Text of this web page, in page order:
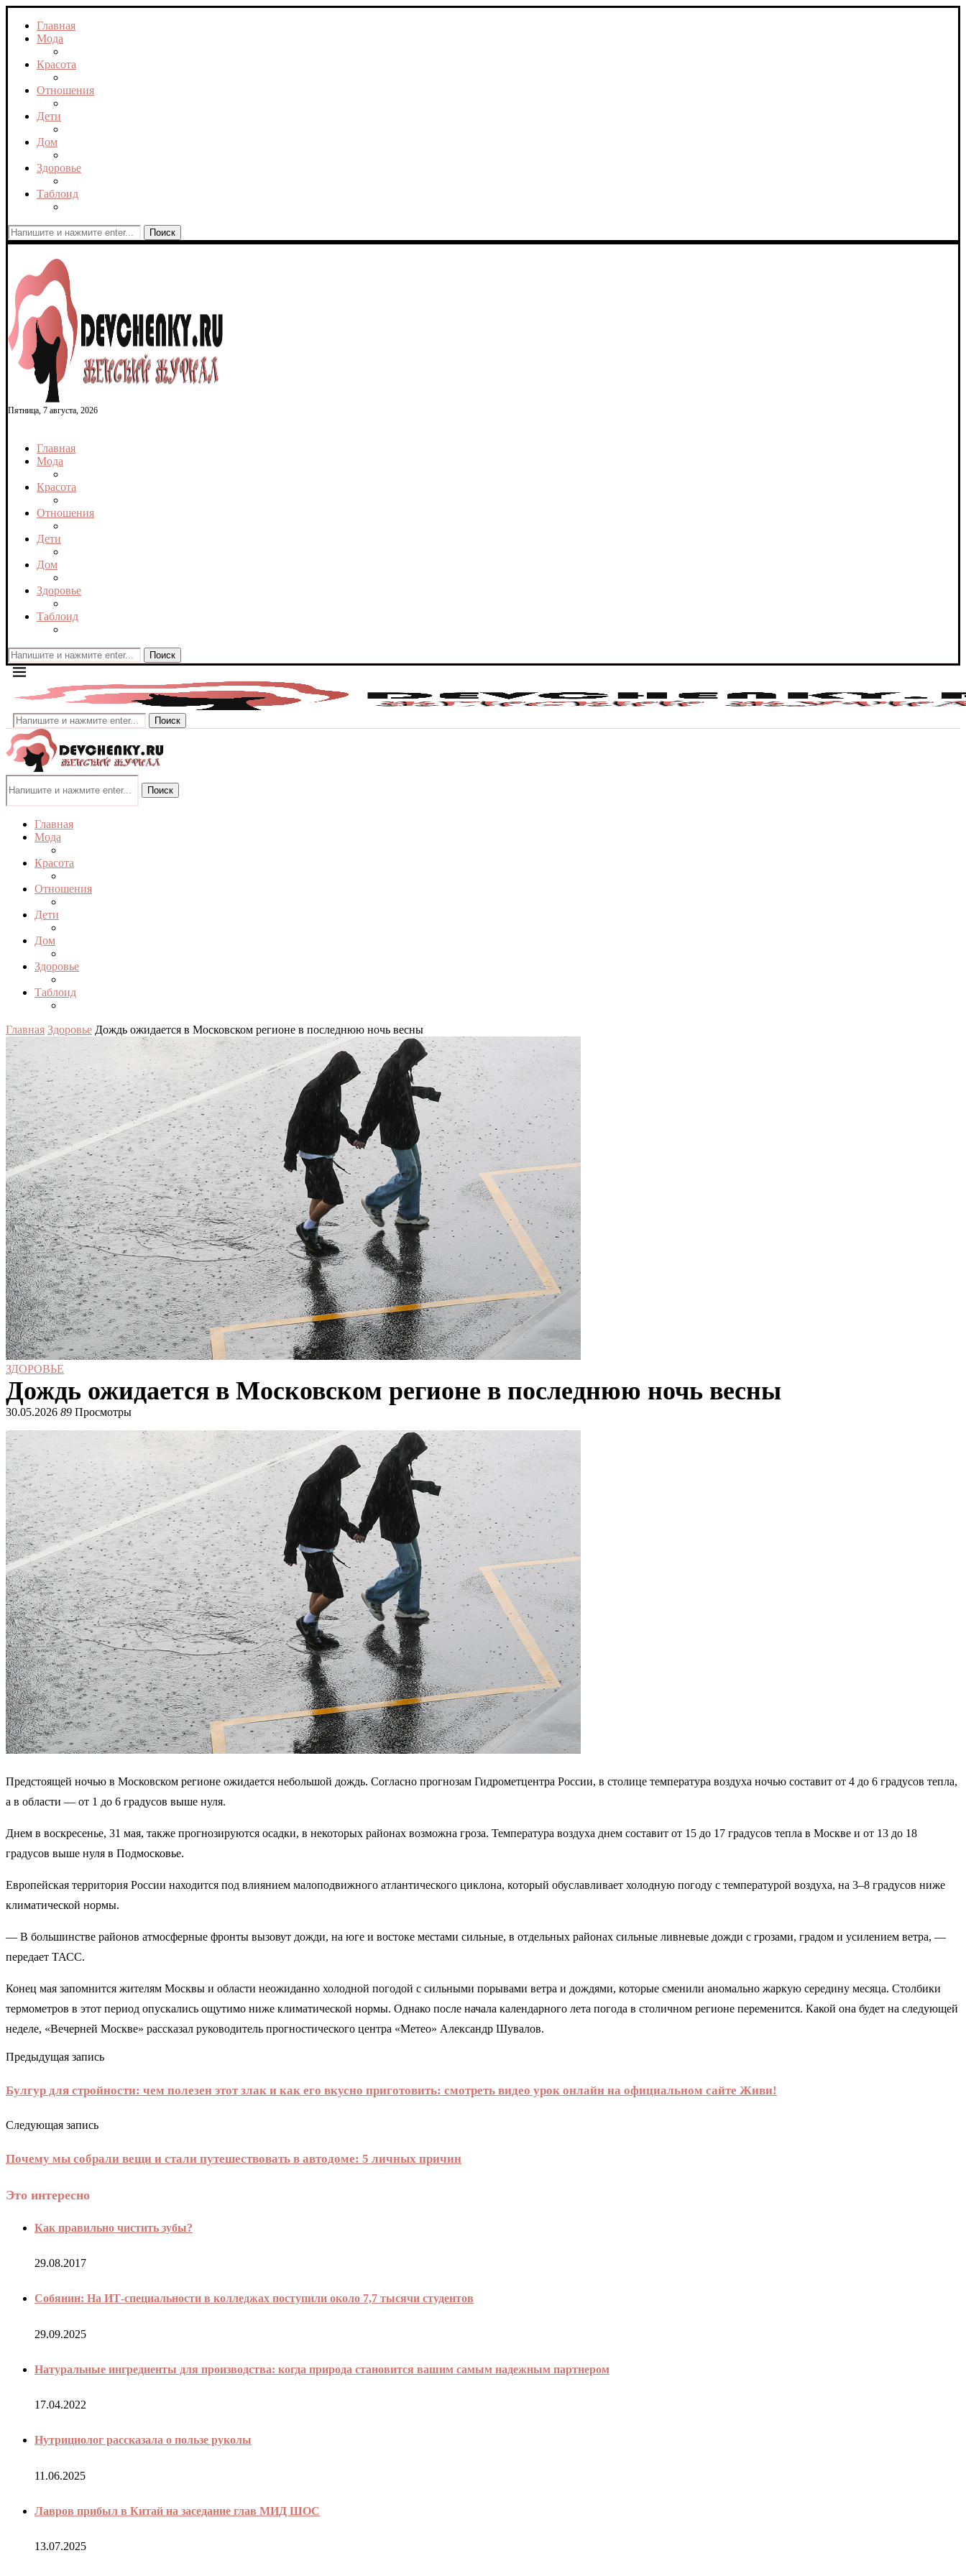
Главная
Мода
Красота
Отношения
Дети
Дом
Здоровье
Таблоид
Поиск
Пятница, 7 августа, 2026
Главная
Мода
Красота
Отношения
Дети
Дом
Здоровье
Таблоид
Поиск
Поиск
Поиск
Главная
Мода
Красота
Отношения
Дети
Дом
Здоровье
Таблоид
Главная Здоровье Дождь ожидается в Московском регионе в последнюю ночь весны
ЗДОРОВЬЕ
Дождь ожидается в Московском регионе в последнюю ночь весны
30.05.2026 89 Просмотры
Предстоящей ночью в Московском регионе ожидается небольшой дождь. Согласно прогнозам Гидрометцентра России, в столице температура воздуха ночью составит от 4 до 6 градусов тепла,
а в области — от 1 до 6 градусов выше нуля.
Днем в воскресенье, 31 мая, также прогнозируются осадки, в некоторых районах возможна гроза. Температура воздуха днем составит от 15 до 17 градусов тепла в Москве и от 13 до 18
градусов выше нуля в Подмосковье.
Европейская территория России находится под влиянием малоподвижного атлантического циклона, который обуславливает холодную погоду с температурой воздуха, на 3–8 градусов ниже
климатической нормы.
— В большинстве районов атмосферные фронты вызовут дожди, на юге и востоке местами сильные, в отдельных районах сильные ливневые дожди с грозами, градом и усилением ветра, —
передает ТАСС.
Конец мая запомнится жителям Москвы и области неожиданно холодной погодой с сильными порывами ветра и дождями, которые сменили аномально жаркую середину месяца. Столбики
термометров в этот период опускались ощутимо ниже климатической нормы. Однако после начала календарного лета погода в столичном регионе переменится. Какой она будет на следующей
неделе, «Вечерней Москве» рассказал руководитель прогностического центра «Метео» Александр Шувалов.
Предыдущая запись
Булгур для стройности: чем полезен этот злак и как его вкусно приготовить: смотреть видео урок онлайн на официальном сайте Живи!
Следующая запись
Почему мы собрали вещи и стали путешествовать в автодоме: 5 личных причин
Это интересно
Как правильно чистить зубы?
29.08.2017
Собянин: На ИТ-специальности в колледжах поступили около 7,7 тысячи студентов
29.09.2025
Натуральные ингредиенты для производства: когда природа становится вашим самым надежным партнером
17.04.2022
Нутрициолог рассказала о пользе руколы
11.06.2025
Лавров прибыл в Китай на заседание глав МИД ШОС
13.07.2025